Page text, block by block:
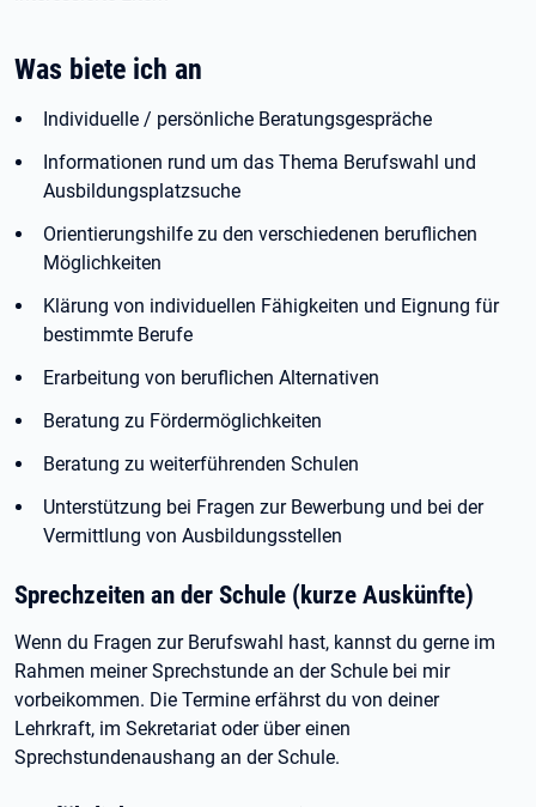
Was biete ich an
Individuelle / persönliche Beratungsgespräche
Informationen rund um das Thema Berufswahl und
Ausbildungsplatzsuche
Orientierungshilfe zu den verschiedenen beruflichen
Möglichkeiten
Klärung von individuellen Fähigkeiten und Eignung für
bestimmte Berufe
Erarbeitung von beruflichen Alternativen
Beratung zu Fördermöglichkeiten
Beratung zu weiterführenden Schulen
Unterstützung bei Fragen zur Bewerbung und bei der
Vermittlung von Ausbildungsstellen
Sprechzeiten an der Schule (kurze Auskünfte)
Wenn du Fragen zur Berufswahl hast, kannst du gerne im
Rahmen meiner Sprechstunde an der Schule bei mir
vorbeikommen. Die Termine erfährst du von deiner
Lehrkraft, im Sekretariat oder über einen
Sprechstundenaushang an der Schule.